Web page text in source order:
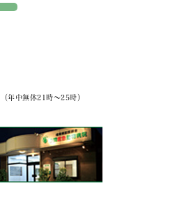
（年中無休21時～25時）